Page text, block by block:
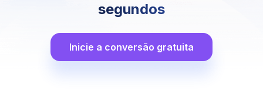
segundos
Inicie a conversão gratuita